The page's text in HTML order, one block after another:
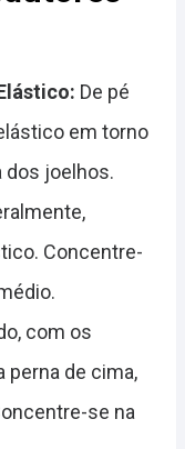
De pé
em torno
dos joelhos.
Concentre-
com os
perna de cima,
se na